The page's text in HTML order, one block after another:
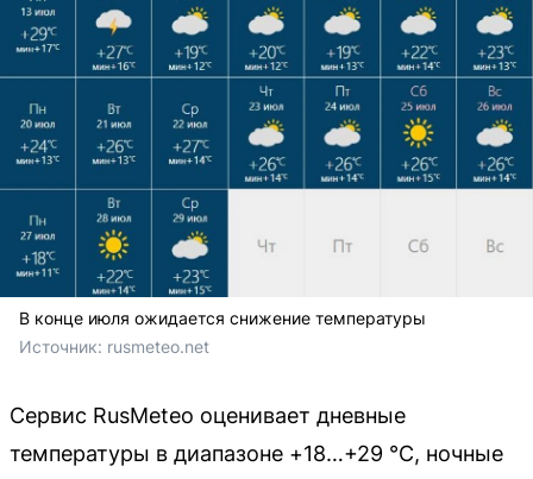
В конце июля ожидается снижение температуры
Источник: rusmeteo.net
Сервис RusMeteo оценивает дневные
температуры в диапазоне +18…+29 °C, ночные